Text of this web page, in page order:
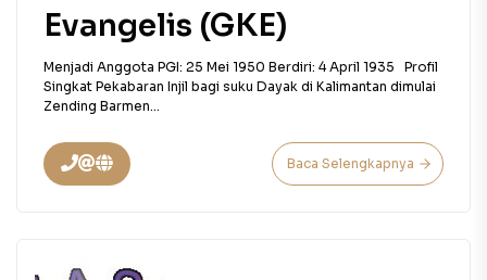
Evangelis (GKE)
Menjadi Anggota PGI: 25 Mei 1950 Berdiri: 4 April 1935 Profil
Singkat Pekabaran Injil bagi suku Dayak di Kalimantan dimulai
Zending Barmen...
Baca Selengkapnya